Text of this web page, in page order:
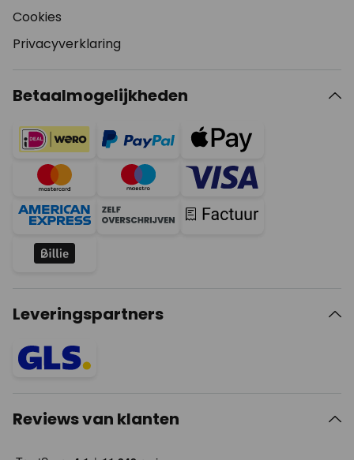
Cookies
Privacyverklaring
Betaalmogelijkheden
Leveringspartners
Reviews van klanten